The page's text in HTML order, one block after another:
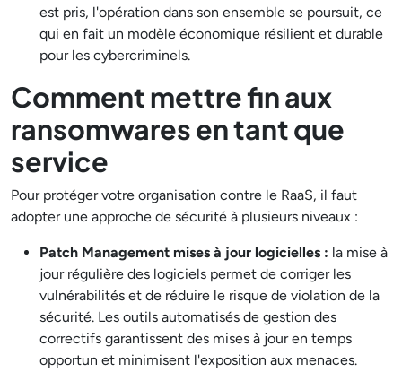
est pris, l'opération dans son ensemble se poursuit, ce
qui en fait un modèle économique résilient et durable
pour les cybercriminels.
Comment mettre fin aux
ransomwares en tant que
service
Pour protéger votre organisation contre le RaaS, il faut
adopter une approche de sécurité à plusieurs niveaux :
Patch Management mises à jour logicielles : la mise à
jour régulière des logiciels permet de corriger les
vulnérabilités et de réduire le risque de violation de la
sécurité. Les outils automatisés de gestion des
correctifs garantissent des mises à jour en temps
opportun et minimisent l'exposition aux menaces.